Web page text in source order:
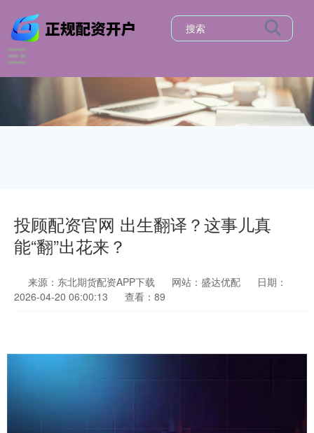
投顾配资官网 出生翻译？这事儿真
能“翻”出花来？
来源：东北期货配资APP下载 网站：盛达优配
日期：
2026-04-20 06:00:13
查看：89